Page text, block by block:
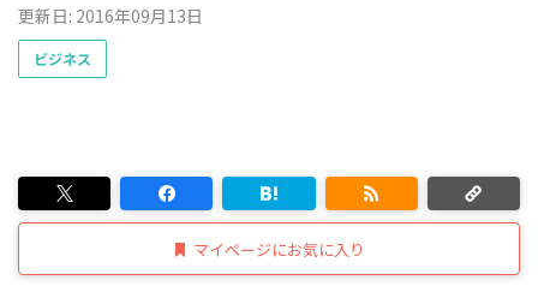
更新日: 2016年09月13日
ビジネス
マイページにお気に入り